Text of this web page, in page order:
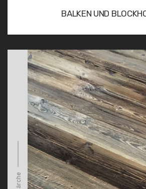
BALKEN UND